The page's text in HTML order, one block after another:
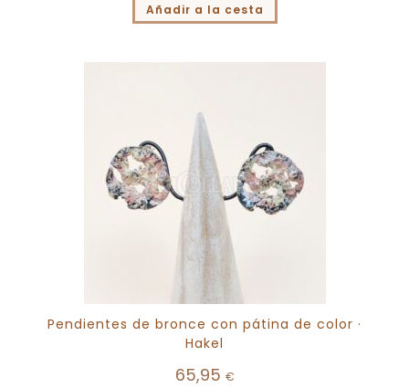
Añadir a la cesta
Pendientes de bronce con pátina de color ·
Hakel
65,95 €